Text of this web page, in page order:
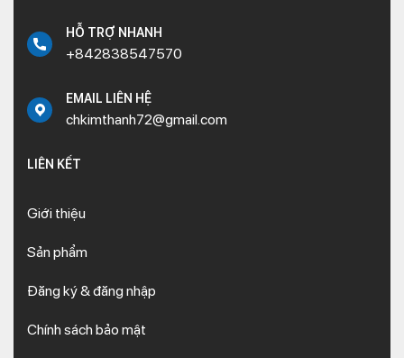
HỖ TRỢ NHANH
+842838547570
EMAIL LIÊN HỆ
chkimthanh72@gmail.com
LIÊN KẾT
Giới thiệu
Sản phẩm
Đăng ký & đăng nhập
Chính sách bảo mật